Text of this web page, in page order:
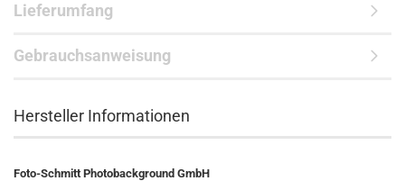
Lieferumfang
Gebrauchsanweisung
Hersteller Informationen
Foto-Schmitt Photobackground GmbH